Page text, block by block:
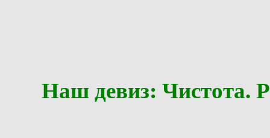
Наш девиз: